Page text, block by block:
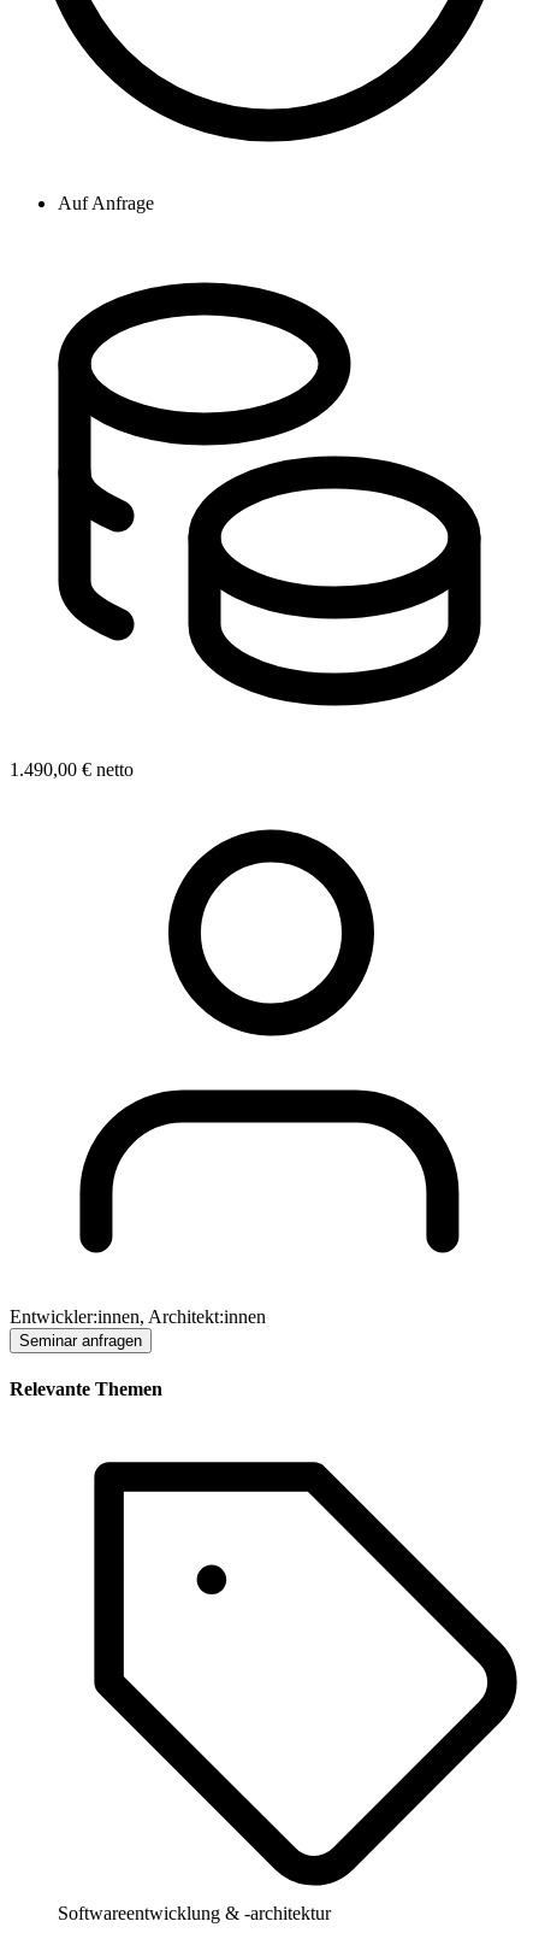
Auf Anfrage
1.490,00 € netto
Entwickler:innen, Architekt:innen
Seminar anfragen
Relevante Themen
Softwareentwicklung & -architektur